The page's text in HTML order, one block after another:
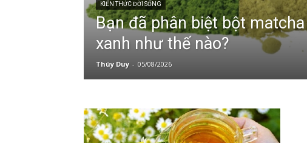
KIẾN THỨC ĐỜI SỐNG
Bạn đã phân biệt bột
xanh như thế nào?
Thúy Duy - 05/08/2026